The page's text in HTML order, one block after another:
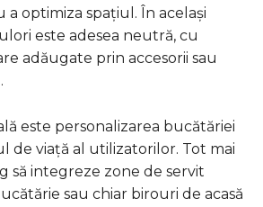
optimiza spațiul. În același
este adesea neutră, cu
adăugate prin accesorii sau
este personalizarea bucătăriei
de viață al utilizatorilor. Tot mai
să integreze zone de servit
sau chiar birouri de acasă